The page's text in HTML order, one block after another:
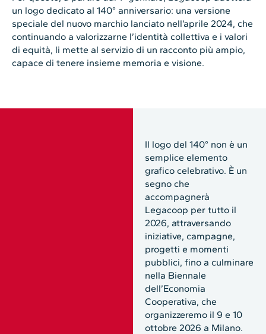
un logo dedicato al 140° anniversario: una versione
speciale del nuovo marchio lanciato nell’aprile 2024, che
continuando a valorizzarne l’identità collettiva e i valori
di equità, li mette al servizio di un racconto più ampio,
capace di tenere insieme memoria e visione.
Il logo del 140° non è un
semplice elemento
grafico celebrativo. È un
segno che
accompagnerà
Legacoop per tutto il
2026, attraversando
iniziative, campagne,
progetti e momenti
pubblici, fino a culminare
nella Biennale
dell’Economia
Cooperativa, che
organizzeremo il 9 e 10
ottobre 2026 a Milano.